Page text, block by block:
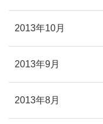
2013年10月
2013年9月
2013年8月